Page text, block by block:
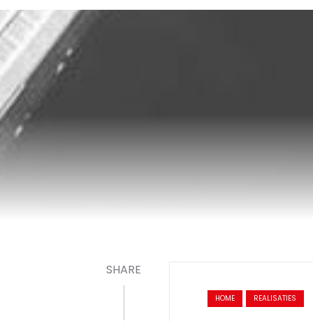
SHARE
HOME REALISATIES